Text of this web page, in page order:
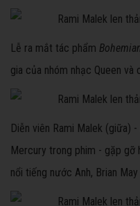
Lễ ra mắt tác phẩm
gia của nhóm nhạc Queen và
Diễn viên Rami Malek (giữa)
Mercury trong phim - gặp gỡ
nổi tiếng nước Anh, Brian